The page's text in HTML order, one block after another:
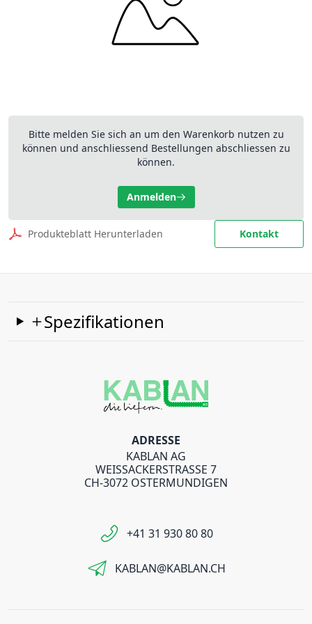
Bitte melden Sie sich an um den Warenkorb nutzen zu
können und anschliessend Bestellungen abschliessen zu
können.
Anmelden
Produkteblatt Herunterladen Kontakt
Spezifikationen
ADRESSE
KABLAN AG
WEISSACKERSTRASSE 7
CH-3072 OSTERMUNDIGEN
+41 31 930 80 80
KABLAN@KABLAN.CH